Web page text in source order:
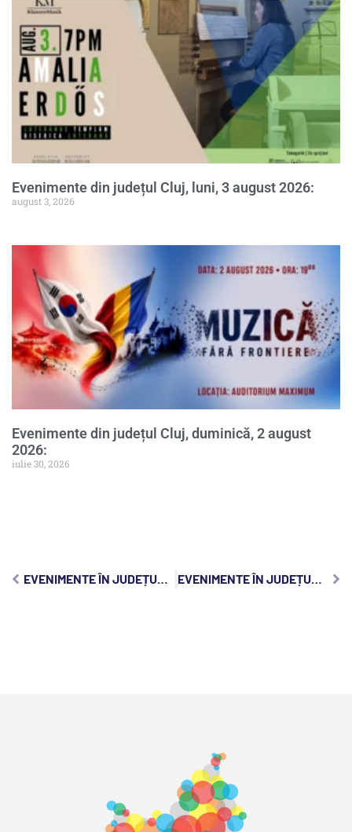
Evenimente din județul Cluj, luni, 3 august 2026:
august 3, 2026
Evenimente din județul Cluj, duminică, 2 august
2026:
iulie 30, 2026
EVENIMENTE ÎN JUDEȚUL CLUJ, MARȚI, 16 MAI 2023: EVENIMENTE ÎN JUDEȚUL CLUJ, JOI, 18 MAI 2023: